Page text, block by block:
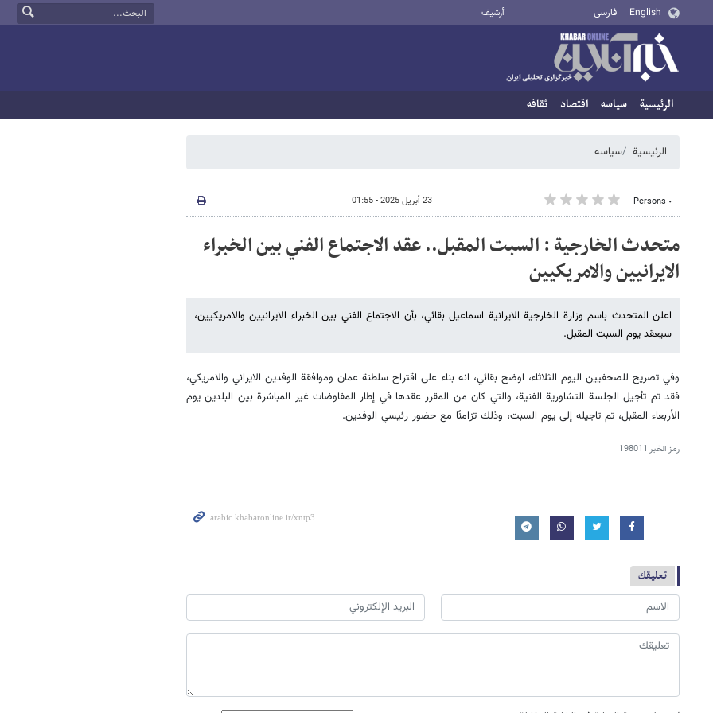
English فارسی أرشيف
الرئيسية سیاسه اقتصاد ثقافه
الرئيسية سیاسه
٠ Persons 23 أبريل 2025 - 01:55
متحدث الخارجية : السبت المقبل.. عقد الاجتماع الفني بين الخبراء
الايرانيين والامريكيين
اعلن المتحدث باسم وزارة الخارجية الايرانية اسماعيل بقائي، بأن الاجتماع الفني بين الخبراء الايرانيين والامريكيين،
سيعقد يوم السبت المقبل.
وفي تصريح للصحفيين اليوم الثلاثاء، اوضح بقائي، انه بناء على اقتراح سلطنة عمان وموافقة الوفدين الايراني والامريكي،
فقد تم تأجيل الجلسة التشاورية الفنية، والتي كان من المقرر عقدها في إطار المفاوضات غير المباشرة بين البلدين يوم
الأربعاء المقبل، تم تاجيله إلى يوم السبت، وذلك تزامنًا مع حضور رئيسي الوفدين.
رمز الخبر 198011
تعليقك